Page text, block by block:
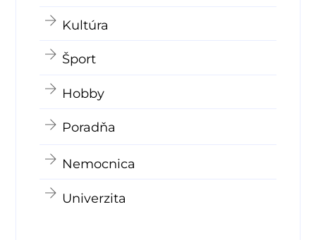
Kultúra
Šport
Hobby
Poradňa
Nemocnica
Univerzita